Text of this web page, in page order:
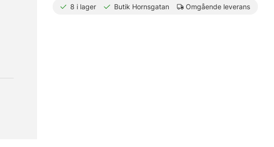
8 i lager Butik Hornsgatan Omgående leverans